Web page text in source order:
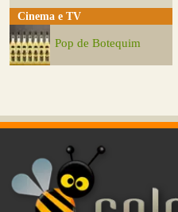
Cinema e TV
Pop de Botequim